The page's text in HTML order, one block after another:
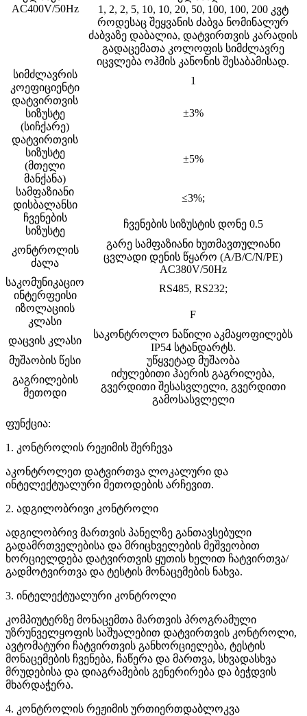
AC400V/50Hz
1, 2, 2, 5, 10, 10, 20, 50, 100, 100, 200 კვტ
როდესაც შეყვანის ძაბვა ნომინალურ
ძაბვაზე დაბალია, დატვირთვის კარადის
გადაცემათა კოლოფის სიმძლავრე
იცვლება ოჰმის კანონის შესაბამისად.
სიმძლავრის
კოეფიციენტი
1
დატვირთვის
სიზუსტე
(სიჩქარე)
±3%
დატვირთვის
სიზუსტე
(მთელი
მანქანა)
±5%
სამფაზიანი
დისბალანსი
≤3%;
ჩვენების
სიზუსტე
ჩვენების სიზუსტის დონე 0.5
კონტროლის
ძალა
გარე სამფაზიანი ხუთმავთულიანი
ცვლადი დენის წყარო (A/B/C/N/PE)
AC380V/50Hz
საკომუნიკაციო
ინტერფეისი
RS485, RS232;
იზოლაციის
კლასი
F
დაცვის კლასი
საკონტროლო ნაწილი აკმაყოფილებს
IP54 სტანდარტს.
მუშაობის წესი
უწყვეტად მუშაობა
გაგრილების
მეთოდი
იძულებითი ჰაერის გაგრილება,
გვერდითი შესასვლელი, გვერდითი
გამოსასვლელი
ფუნქცია:
1. კონტროლის რეჟიმის შერჩევა
აკონტროლეთ დატვირთვა ლოკალური და
ინტელექტუალური მეთოდების არჩევით.
2. ადგილობრივი კონტროლი
ადგილობრივ მართვის პანელზე განთავსებული
გადამრთველებისა და მრიცხველების მეშვეობით
ხორციელდება დატვირთვის ყუთის ხელით ჩატვირთვა/
გადმოტვირთვა და ტესტის მონაცემების ნახვა.
3. ინტელექტუალური კონტროლი
კომპიუტერზე მონაცემთა მართვის პროგრამული
უზრუნველყოფის საშუალებით დატვირთვის კონტროლი,
ავტომატური ჩატვირთვის განხორციელება, ტესტის
მონაცემების ჩვენება, ჩაწერა და მართვა, სხვადასხვა
მრუდებისა და დიაგრამების გენერირება და ბეჭდვის
მხარდაჭერა.
4. კონტროლის რეჟიმის ურთიერთდაბლოკვა